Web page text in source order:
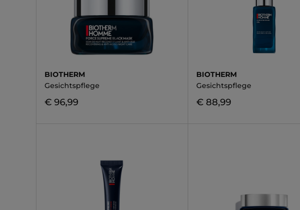
BIOTHERM
Gesichtspflege
€ 96,99
BIOTHERM
Gesichtspflege
€ 88,99